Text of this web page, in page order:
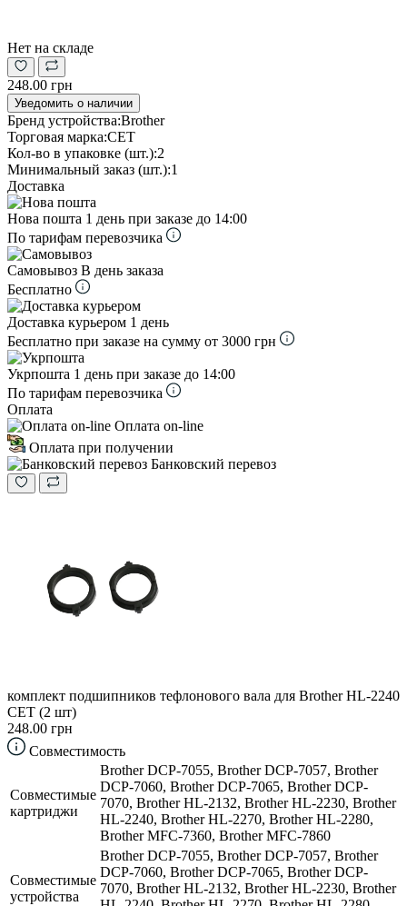
Нет на складе
248.00 грн
Уведомить о наличии
Бренд устройства:Brother
Торговая марка:CET
Кол-во в упаковке (шт.):2
Минимальный заказ (шт.):1
Доставка
Нова пошта 1 день при заказе до 14:00
По тарифам перевозчика
Самовывоз В день заказа
Бесплатно
Доставка курьером 1 день
Бесплатно при заказе на сумму от 3000 грн
Укрпошта 1 день при заказе до 14:00
По тарифам перевозчика
Оплата
Оплата on-line
Оплата при получении
Банковский перевоз
комплект подшипников тефлонового вала для Brother HL-2240
CET (2 шт)
248.00 грн
Совместимость
Совместимые
картриджи
Brother DCP-7055, Brother DCP-7057, Brother
DCP-7060, Brother DCP-7065, Brother DCP-
7070, Brother HL-2132, Brother HL-2230, Brother
HL-2240, Brother HL-2270, Brother HL-2280,
Brother MFC-7360, Brother MFC-7860
Совместимые
устройства
Brother DCP-7055, Brother DCP-7057, Brother
DCP-7060, Brother DCP-7065, Brother DCP-
7070, Brother HL-2132, Brother HL-2230, Brother